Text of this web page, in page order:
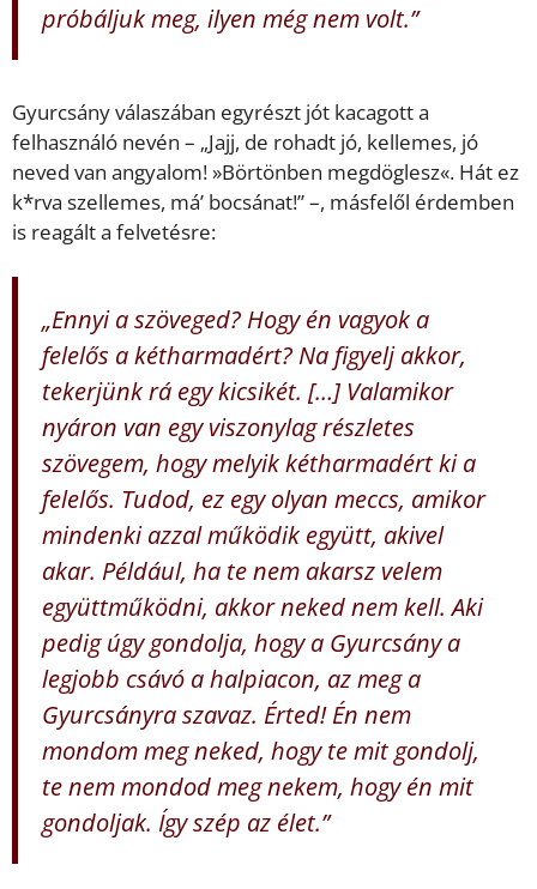
próbáljuk meg, ilyen még nem volt.”
Gyurcsány válaszában egyrészt jót kacagott a
felhasználó nevén – „Jajj, de rohadt jó, kellemes, jó
neved van angyalom! »Börtönben megdöglesz«. Hát ez
k*rva szellemes, má’ bocsánat!” –, másfelől érdemben
is reagált a felvetésre:
„Ennyi a szöveged? Hogy én vagyok a
felelős a kétharmadért? Na figyelj akkor,
tekerjünk rá egy kicsikét. […] Valamikor
nyáron van egy viszonylag részletes
szövegem, hogy melyik kétharmadért ki a
felelős. Tudod, ez egy olyan meccs, amikor
mindenki azzal működik együtt, akivel
akar. Például, ha te nem akarsz velem
együttműködni, akkor neked nem kell. Aki
pedig úgy gondolja, hogy a Gyurcsány a
legjobb csávó a halpiacon, az meg a
Gyurcsányra szavaz. Érted! Én nem
mondom meg neked, hogy te mit gondolj,
te nem mondod meg nekem, hogy én mit
gondoljak. Így szép az élet.”